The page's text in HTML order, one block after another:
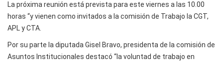
La próxima reunión está prevista para este viernes a las 10.00
horas “y vienen como invitados a la comisión de Trabajo la CGT,
APL y CTA.
Por su parte la diputada Gisel Bravo, presidenta de la comisión de
Asuntos Institucionales destacó “la voluntad de trabajo en